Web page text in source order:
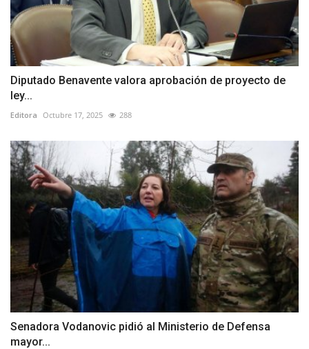
Diputado Benavente valora aprobación de proyecto de
ley...
Editora Octubre 17, 2025 288
Senadora Vodanovic pidió al Ministerio de Defensa
mayor...